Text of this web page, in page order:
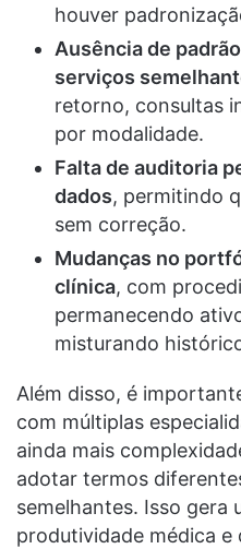
houver
Ausência de
serviços
retorno, consultas
por modalidade.
Falta de auditoria
dados, permitindo
sem correção.
Mudanças no
clínica, com
permanecendo
misturando
Além disso, é
com múltiplas
ainda mais
adotar termos
semelhantes. Isso gera
produtividade médica